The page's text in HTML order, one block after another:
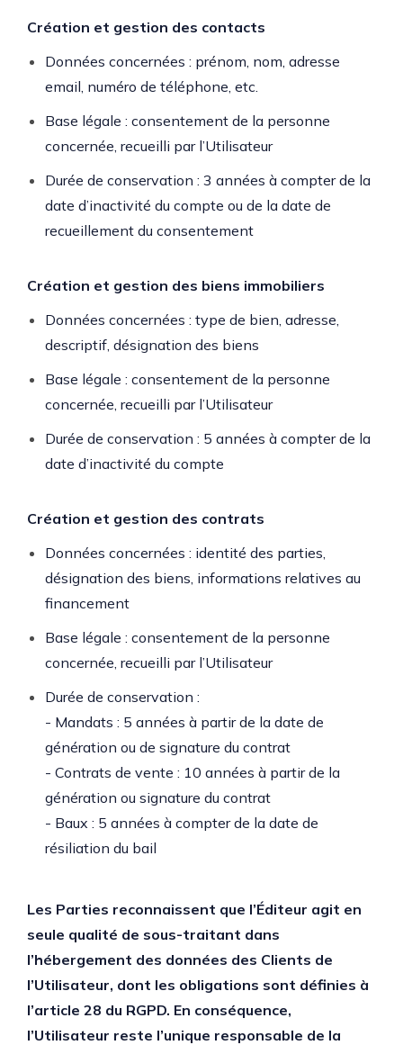
Création et gestion des contacts
Données concernées : prénom, nom, adresse
email, numéro de téléphone, etc.
Base légale : consentement de la personne
concernée, recueilli par l’Utilisateur
Durée de conservation : 3 années à compter de la
date d’inactivité du compte ou de la date de
recueillement du consentement
Création et gestion des biens immobiliers
Données concernées : type de bien, adresse,
descriptif, désignation des biens
Base légale : consentement de la personne
concernée, recueilli par l’Utilisateur
Durée de conservation : 5 années à compter de la
date d’inactivité du compte
Création et gestion des contrats
Données concernées : identité des parties,
désignation des biens, informations relatives au
financement
Base légale : consentement de la personne
concernée, recueilli par l’Utilisateur
Durée de conservation :
- Mandats : 5 années à partir de la date de
génération ou de signature du contrat
- Contrats de vente : 10 années à partir de la
génération ou signature du contrat
- Baux : 5 années à compter de la date de
résiliation du bail
Les Parties reconnaissent que l’Éditeur agit en
seule qualité de sous-traitant dans
l’hébergement des données des Clients de
l’Utilisateur, dont les obligations sont définies à
l’article 28 du RGPD. En conséquence,
l’Utilisateur reste l’unique responsable de la